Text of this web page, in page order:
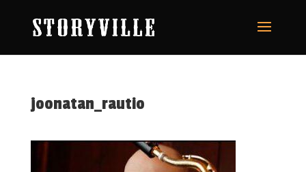
joonatan_rautio